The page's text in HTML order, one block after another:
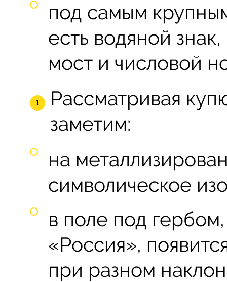
под самым
есть водяной
мост и числовой
Рассматривая
заметим:
на
символическое
в поле под
«Россия»,
при разном